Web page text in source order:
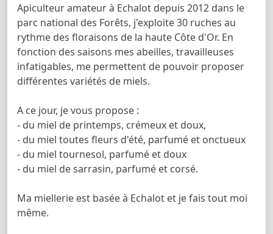
Apiculteur amateur à Echalot depuis 2012 dans le
parc national des Forêts, j'exploite 30 ruches au
rythme des floraisons de la haute Côte d'Or. En
fonction des saisons mes abeilles, travailleuses
infatigables, me permettent de pouvoir proposer
différentes variétés de miels.
A ce jour, je vous propose :
- du miel de printemps, crémeux et doux,
- du miel toutes fleurs d'été, parfumé et onctueux
- du miel tournesol, parfumé et doux
- du miel de sarrasin, parfumé et corsé.
Ma miellerie est basée à Echalot et je fais tout moi
même.